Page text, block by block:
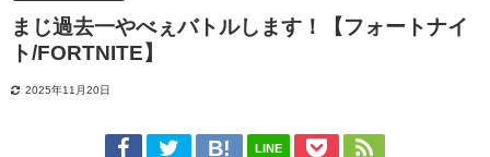
まじ過去一やべぇバトルします！【フォートナイ
ト/FORTNITE】
2025年11月20日
LINE